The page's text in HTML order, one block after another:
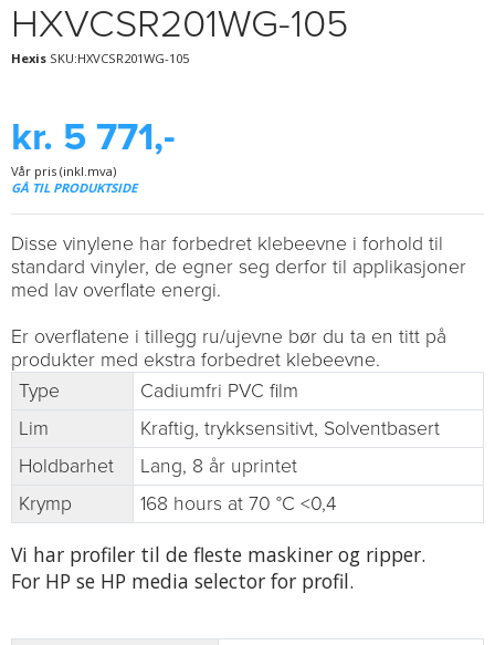
HXVCSR201WG-105
Hexis SKU:HXVCSR201WG-105
kr. 5 771,-
Vår pris (inkl.mva)
GÅ TIL PRODUKTSIDE
Disse vinylene har forbedret klebeevne i forhold til
standard vinyler, de egner seg derfor til applikasjoner
med lav overflate energi.
Er overflatene i tillegg ru/ujevne bør du ta en titt på
produkter med ekstra forbedret klebeevne.
Type
Cadiumfri PVC film
Lim
Kraftig, trykksensitivt, Solventbasert
Holdbarhet
Lang, 8 år uprintet
Krymp
168 hours at 70 °C <0,4
Vi har profiler til de fleste maskiner og ripper.
For HP se HP media selector for profil.